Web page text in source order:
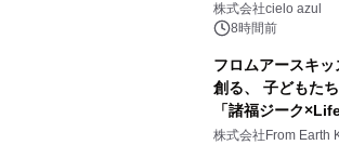
株式会社cielo azul
8時間前
フロムアースキ
創る、 子どもた
「諸福ジーク
(日)開催
株式会社From Earth